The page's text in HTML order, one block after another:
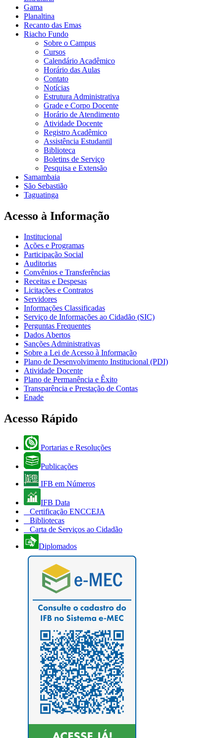
Gama
Planaltina
Recanto das Emas
Riacho Fundo
Sobre o Campus
Cursos
Calendário Acadêmico
Horário das Aulas
Contato
Notícias
Estrutura Administrativa
Grade e Corpo Docente
Horário de Atendimento
Atividade Docente
Registro Acadêmico
Assistência Estudantil
Biblioteca
Boletins de Serviço
Pesquisa e Extensão
Samambaia
São Sebastião
Taguatinga
Acesso à Informação
Institucional
Ações e Programas
Participação Social
Auditorias
Convênios e Transferências
Receitas e Despesas
Licitações e Contratos
Servidores
Informações Classificadas
Serviço de Informações ao Cidadão (SIC)
Perguntas Frequentes
Dados Abertos
Sanções Administrativas
Sobre a Lei de Acesso à Informação
Plano de Desenvolvimento Institucional (PDI)
Atividade Docente
Plano de Permanência e Êxito
Transparência e Prestação de Contas
Enade
Acesso Rápido
Portarias e Resoluções
Publicações
IFB em Números
IFB Data
Certificação ENCCEJA
Bibliotecas
Carta de Serviços ao Cidadão
Diplomados